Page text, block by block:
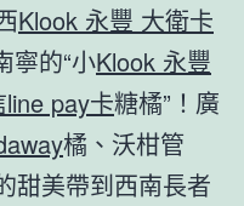
Klook 永豐 大衛卡
寧的“小Klook 永豐
pay卡糖橘”！廣
橘、沃柑管
甜美帶到西南長者